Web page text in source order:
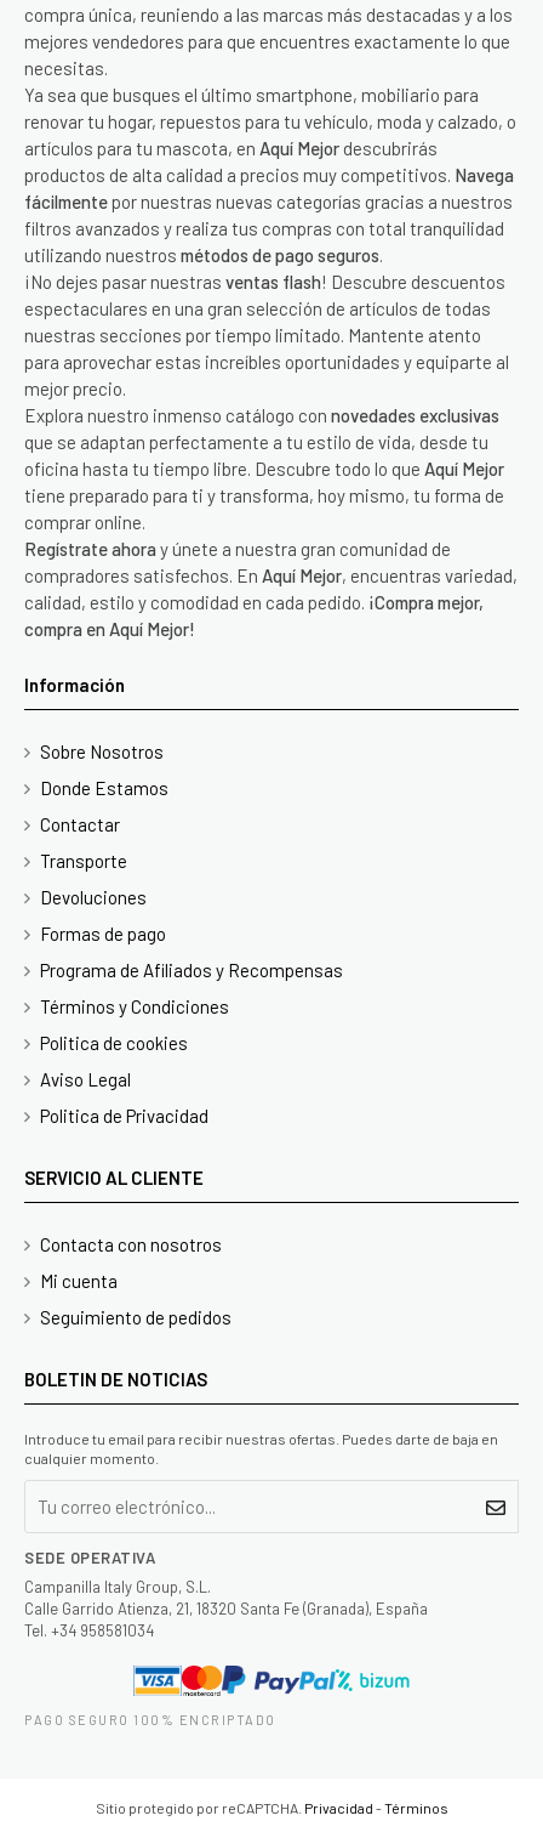
compra única, reuniendo a las marcas más destacadas y a los
mejores vendedores para que encuentres exactamente lo que
necesitas.
Ya sea que busques el último smartphone, mobiliario para
renovar tu hogar, repuestos para tu vehículo, moda y calzado, o
artículos para tu mascota, en Aquí Mejor descubrirás
productos de alta calidad a precios muy competitivos. Navega
fácilmente por nuestras nuevas categorías gracias a nuestros
filtros avanzados y realiza tus compras con total tranquilidad
utilizando nuestros métodos de pago seguros.
¡No dejes pasar nuestras ventas flash! Descubre descuentos
espectaculares en una gran selección de artículos de todas
nuestras secciones por tiempo limitado. Mantente atento
para aprovechar estas increíbles oportunidades y equiparte al
mejor precio.
Explora nuestro inmenso catálogo con novedades exclusivas
que se adaptan perfectamente a tu estilo de vida, desde tu
oficina hasta tu tiempo libre. Descubre todo lo que Aquí Mejor
tiene preparado para ti y transforma, hoy mismo, tu forma de
comprar online.
Regístrate ahora y únete a nuestra gran comunidad de
compradores satisfechos. En Aquí Mejor, encuentras variedad,
calidad, estilo y comodidad en cada pedido. ¡Compra mejor,
compra en Aquí Mejor!
Información
Sobre Nosotros
Donde Estamos
Contactar
Transporte
Devoluciones
Formas de pago
Programa de Afiliados y Recompensas
Términos y Condiciones
Politica de cookies
Aviso Legal
Politica de Privacidad
SERVICIO AL CLIENTE
Contacta con nosotros
Mi cuenta
Seguimiento de pedidos
BOLETIN DE NOTICIAS
Introduce tu email para recibir nuestras ofertas. Puedes darte de baja en
cualquier momento.
SEDE OPERATIVA
Campanilla Italy Group, S.L.
Calle Garrido Atienza, 21, 18320 Santa Fe (Granada), España
Tel. +34 958581034
PAGO SEGURO 100% ENCRIPTADO
Sitio protegido por reCAPTCHA. Privacidad -Términos